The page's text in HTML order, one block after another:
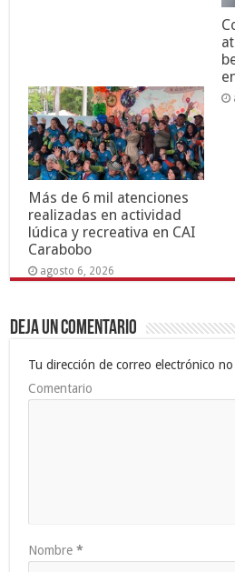
Más de 6 mil atenciones
realizadas en actividad
lúdica y recreativa en CAI
Carabobo
agosto 6, 2026
Deja un comentario
Tu dirección de correo electrónico
Comentario
Nombre *